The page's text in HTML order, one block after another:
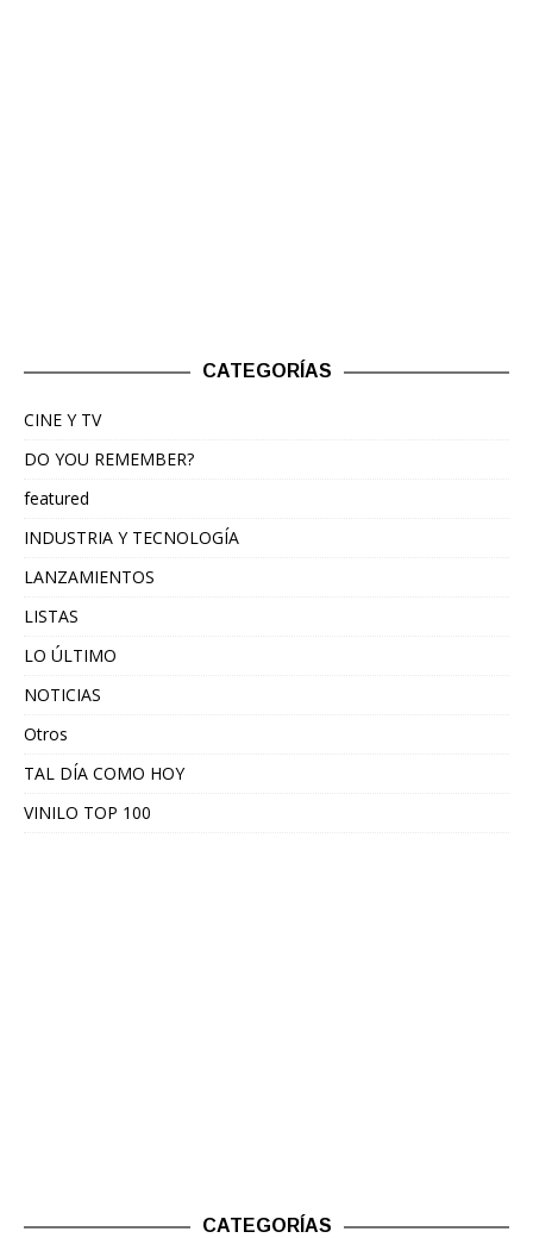
CATEGORÍAS
CINE Y TV
DO YOU REMEMBER?
featured
INDUSTRIA Y TECNOLOGÍA
LANZAMIENTOS
LISTAS
LO ÚLTIMO
NOTICIAS
Otros
TAL DÍA COMO HOY
VINILO TOP 100
CATEGORÍAS